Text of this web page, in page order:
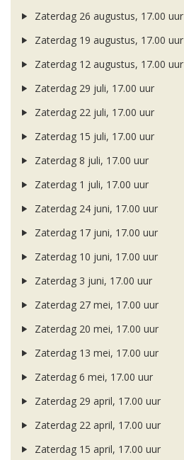
Zaterdag 26 augustus, 17.00 uur
Zaterdag 19 augustus, 17.00 uur
Zaterdag 12 augustus, 17.00 uur
Zaterdag 29 juli, 17.00 uur
Zaterdag 22 juli, 17.00 uur
Zaterdag 15 juli, 17.00 uur
Zaterdag 8 juli, 17.00 uur
Zaterdag 1 juli, 17.00 uur
Zaterdag 24 juni, 17.00 uur
Zaterdag 17 juni, 17.00 uur
Zaterdag 10 juni, 17.00 uur
Zaterdag 3 juni, 17.00 uur
Zaterdag 27 mei, 17.00 uur
Zaterdag 20 mei, 17.00 uur
Zaterdag 13 mei, 17.00 uur
Zaterdag 6 mei, 17.00 uur
Zaterdag 29 april, 17.00 uur
Zaterdag 22 april, 17.00 uur
Zaterdag 15 april, 17.00 uur